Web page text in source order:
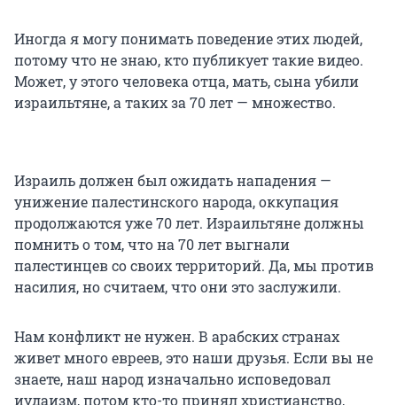
Иногда я могу понимать поведение этих людей,
потому что не знаю, кто публикует такие видео.
Может, у этого человека отца, мать, сына убили
израильтяне, а таких за 70 лет — множество.
Израиль должен был ожидать нападения —
унижение палестинского народа, оккупация
продолжаются уже 70 лет. Израильтяне должны
помнить о том, что на 70 лет выгнали
палестинцев со своих территорий. Да, мы против
насилия, но считаем, что они это заслужили.
Нам конфликт не нужен. В арабских странах
живет много евреев, это наши друзья. Если вы не
знаете, наш народ изначально исповедовал
иудаизм, потом кто-то принял христианство,